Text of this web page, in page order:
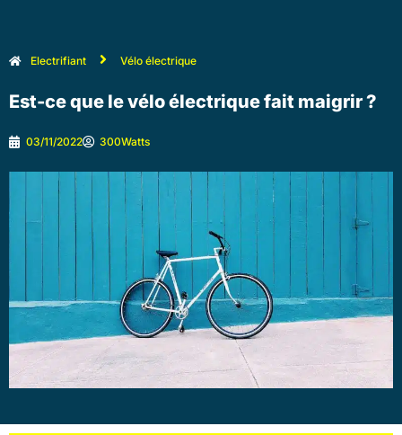
Electrifiant Vélo électrique
Est-ce que le vélo électrique fait maigrir ?
03/11/2022 300Watts